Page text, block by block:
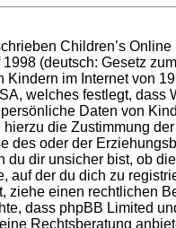
Children’s Online
1998 (deutsch: Gesetz
Kindern im Internet von
welches festlegt, dass
Daten von
die Zustimmung
des oder der
du dir unsicher bist, ob
auf der du dich zu
ziehe einen rechtlichen
dass phpBB Limited
Rechtsberatung